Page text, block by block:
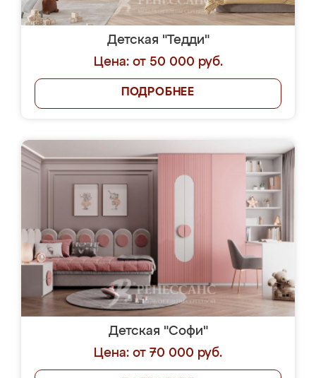
Детская "Тедди"
Цена: от 50 000 руб.
ПОДРОБНЕЕ
Детская "Софи"
Цена: от 70 000 руб.